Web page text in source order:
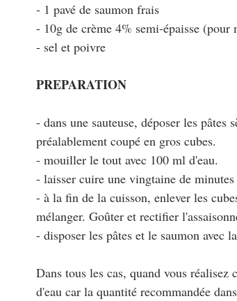
- 1 pavé de saumon frais
- 10g de crème 4% semi-épaisse
- sel et poivre
PREPARATION
- dans une sauteuse, déposer les pâtes
préalablement coupé en gros cubes.
- mouiller le tout avec 100 ml d'eau.
- laisser cuire une vingtaine de
- à la fin de la cuisson, enlever les
mélanger. Goûter et rectifier
- disposer les pâtes et le saumon avec
Dans tous les cas, quand vous
d'eau car la quantité recommandée